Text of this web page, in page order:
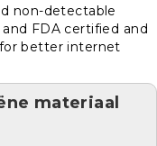
non-detectable
FDA certified and
better internet
materiaal